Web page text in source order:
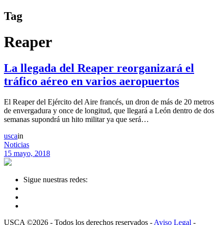
Tag
Reaper
La llegada del Reaper reorganizará el
tráfico aéreo en varios aeropuertos
El Reaper del Ejército del Aire francés, un dron de más de 20 metros
de envergadura y once de longitud, que llegará a León dentro de dos
semanas supondrá un hito militar ya que será…
uscain
Noticias
15 mayo, 2018
Sigue nuestras redes:
USCA ©2026 - Todos los derechos reservados - Aviso Legal -